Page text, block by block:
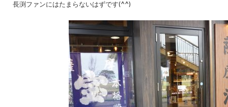
長渕ファンにはたまらないはずです(^^)